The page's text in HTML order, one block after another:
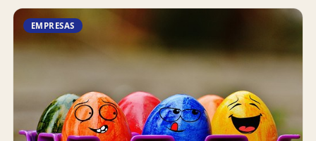
EMPRESAS